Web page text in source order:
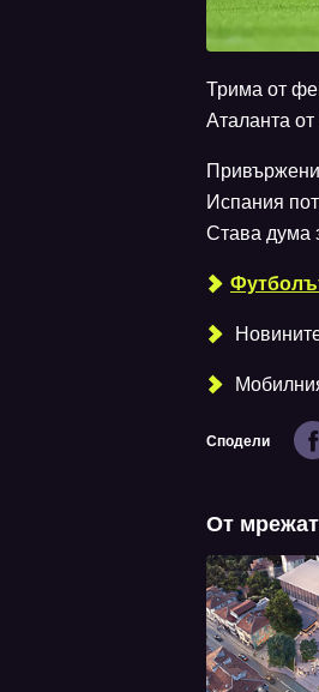
Трима от
Аталанта
Испания
Става дума
Сподели
От